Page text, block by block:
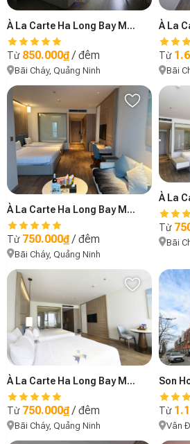
À La Carte Ha Long Bay Managed by Anstay - B2102
Từ 850.000₫/ đêm
Bãi Cháy, Quảng Ninh
Từ
Bãi
À La Carte Ha Long Bay Managed by Anstay - B3406
Từ 750.000₫/ đêm
Bãi Cháy, Quảng Ninh
Từ
Bãi
À La Carte Ha Long Bay Managed by Anstay - B3408
Từ 750.000₫/ đêm
Bãi Cháy, Quảng Ninh
Son
Từ
Vân